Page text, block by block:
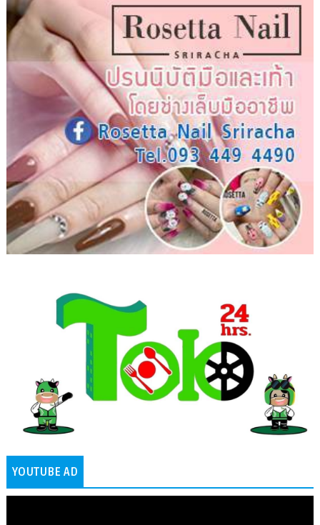
YOUTUBE AD